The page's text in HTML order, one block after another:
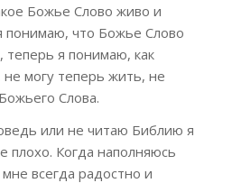
Божье Слово живо и
понимаю, что Божье Слово
теперь я понимаю, как
могу теперь жить, не
Слова.
или не читаю Библию я
плохо. Когда наполняюсь
всегда радостно и